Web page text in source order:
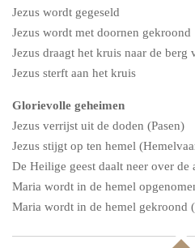
Jezus wordt gegeseld
Jezus wordt met doornen gekroond
Jezus draagt het kruis naar de berg
Jezus sterft aan het kruis
Glorievolle geheimen
Jezus verrijst uit de doden (Pasen)
Jezus stijgt op ten hemel
De Heilige geest daalt neer over de
Maria wordt in de hemel
Maria wordt in de hemel gekroond